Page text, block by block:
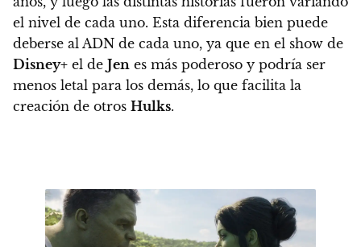
el nivel de cada uno. Esta diferencia bien puede
deberse al ADN de cada uno, ya que en el show de
Disney+ el de Jen es más poderoso y podría ser
menos letal para los demás, lo que facilita la
creación de otros Hulks.